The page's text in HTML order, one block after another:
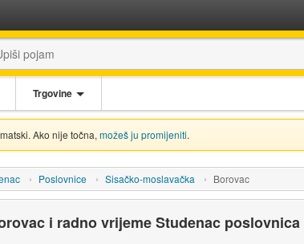
Trgovine
Ako nije točna, možeš ju promijeniti.
Poslovnice Sisačko-moslavačka Borovac
i radno vrijeme Studenac poslovnica